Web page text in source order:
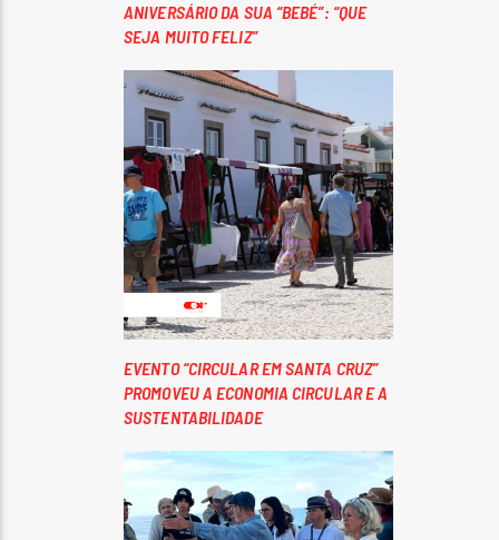
ANIVERSÁRIO DA SUA “BEBÉ”: “QUE
SEJA MUITO FELIZ”
EVENTO “CIRCULAR EM SANTA CRUZ”
PROMOVEU A ECONOMIA CIRCULAR E A
SUSTENTABILIDADE